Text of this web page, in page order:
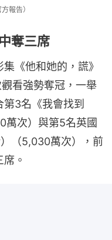
報告）
奪三席
《他和她的，謊》
看強勢奪冠，一舉
3名《我會找到
萬次）與第5名英國
（5,030萬次），前
。